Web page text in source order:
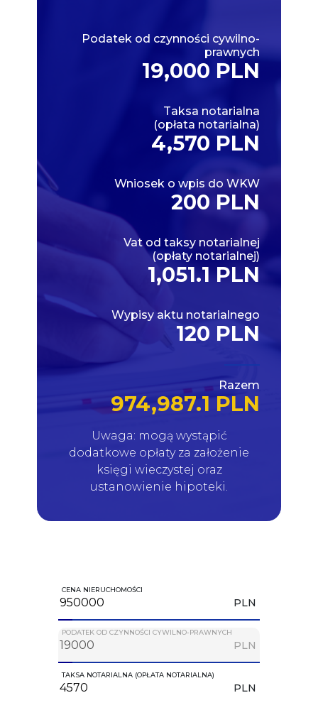
Podatek od czynności cywilno-
prawnych
19,000 PLN
Taksa notarialna
(opłata notarialna)
4,570 PLN
Wniosek o wpis do WKW
200 PLN
Vat od taksy notarialnej
(opłaty notarialnej)
1,051.1 PLN
Wypisy aktu notarialnego
120 PLN
Razem
974,987.1 PLN
Uwaga: mogą wystąpić
dodatkowe opłaty za założenie
księgi wieczystej oraz
ustanowienie hipoteki.
CENA NIERUCHOMOŚCI
PLN
PODATEK OD CZYNNOŚCI CYWILNO-PRAWNYCH
PLN
TAKSA NOTARIALNA (OPŁATA NOTARIALNA)
PLN